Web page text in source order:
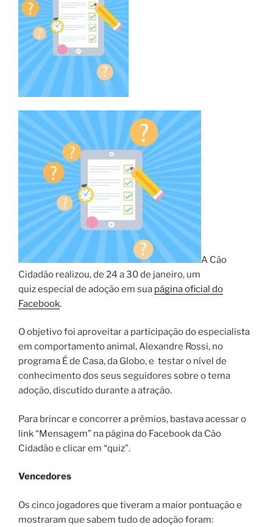
A Cão
Cidadão realizou, de 24 a 30 de janeiro, um
quiz especial de adoção em sua página oficial do
Facebook.
O objetivo foi aproveitar a participação do especialista
em comportamento animal, Alexandre Rossi, no
programa É de Casa, da Globo, e testar o nível de
conhecimento dos seus seguidores sobre o tema
adoção, discutido durante a atração.
Para brincar e concorrer a prêmios, bastava acessar o
link “Mensagem” na página do Facebook da Cão
Cidadão e clicar em “quiz”.
Vencedores
Os cinco jogadores que tiveram a maior pontuação e
mostraram que sabem tudo de adoção foram: